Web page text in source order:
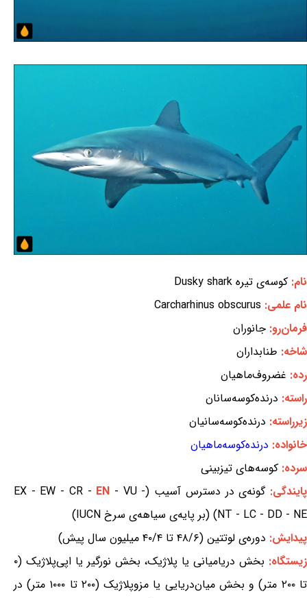
نام: کوسه‌ی تیره Dusky shark
نام علمی: Carcharhinus obscurus
فرمان‌رو: جانوران
شاخه: طنابداران
رده: غضروف‌ماهیان
راسته: درنده‌کوسه‌سانان
زیرراسته: درنده‌کوسه‌سانیان
خانواده: درنده‌کوسه‌ماهیان
سرده: کوسه‌های تیزبینی
پایندگی:گونه‌ی در دسترس آسیب (EX - EW - CR - EN - VU -
NT - LC - DD - NE) (بر پایه‌ی سیاهه‌ی سرخ IUCN)
پیدایش: دوره‌ی لوتتین (۴۸/۶ تا ۴۰/۴ میلیون سال پیش)
زیستگاه:
بخش دریامیانی یا پلاژیک، بخش نورگیر یا اپی‌پلاژیک (۰
تا ۲۰۰ متر) و بخش میان‌دریایی یا مزوپلاژیک (۲۰۰ تا ۱۰۰۰ متر) در